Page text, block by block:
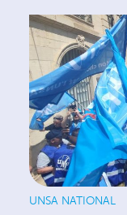
UNSA NATIONAL